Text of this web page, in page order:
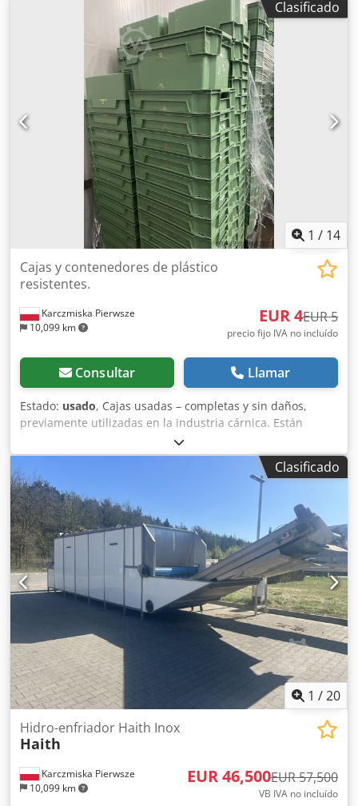
transportadora de alimentación. 2. Limpiadora de raíces
de rábano picante. 3. Enjuague. 4. Posicionamiento de
raíces antes del corte. 5. Cortadora de raíces (10 cm). 6.
Cinta transportadora. 7. Mesa de inspección. 8.
Ventilación. a) Para pesar raíces grandes (2 kg y 15 kg). b)
Raíces finas y recortes para trituración. Dwsdpov Di Aqjfx
Ap Aja 9. Básculas (básculas de 14 cabezales con depósitos
de 7 litros). a) Cajas de 2 kg sobre un palé: para
restaurantes. b) Cajas de 15 kg para etiquetado. 10.
Básculas de suelo para pesar porciones.
Clasificado
1 / 14
Karczmiska Pierwsze
10,099 km
Cajas y contenedores de plástico
resistentes.
EUR 4EUR 5
precio fijo IVA no incluído
Consultar Llamar
Estado: usado, Cajas usadas – completas y sin daños,
previamente utilizadas en la industria cárnica. Están
limpias y sin olor. Cantidad disponible: aproximadamente
3000 unidades; el precio indicado es por unidad. Las cajas
se pliegan hacia adentro al girarlas y son apilables cuando
se colocan correctamente. Dimensiones: 600 x 400 x 300
mm Consulte también mis otros anuncios. Djdpfx Apey Uar
No Ajwa
Clasificado
1 /20
Karczmiska Pierwsze
10,099 km
Hidro-enfriador Haith Inox
Haith
EUR 46,500EUR 57,500
VB IVA no incluído